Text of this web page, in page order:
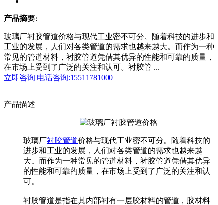
产品摘要:
玻璃厂衬胶管道价格与现代工业密不可分。随着科技的进步和
工业的发展，人们对各类管道的需求也越来越大。而作为一种
常见的管道材料，衬胶管道凭借其优异的性能和可靠的质量，
在市场上受到了广泛的关注和认可。衬胶管 ...
立即咨询 电话咨询:15511781000
产品描述
玻璃厂衬胶管道价格与现代工业密不可分。随着科技的
进步和工业的发展，人们对各类管道的需求也越来越
大。而作为一种常见的管道材料，衬胶管道凭借其优异
的性能和可靠的质量，在市场上受到了广泛的关注和认
可。
衬胶管道是指在其内部衬有一层胶材料的管道，胶材料